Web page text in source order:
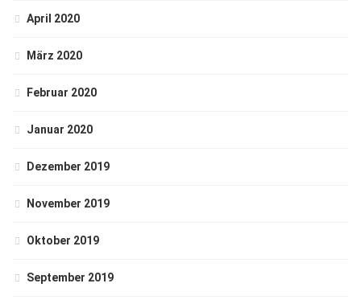
April 2020
März 2020
Februar 2020
Januar 2020
Dezember 2019
November 2019
Oktober 2019
September 2019